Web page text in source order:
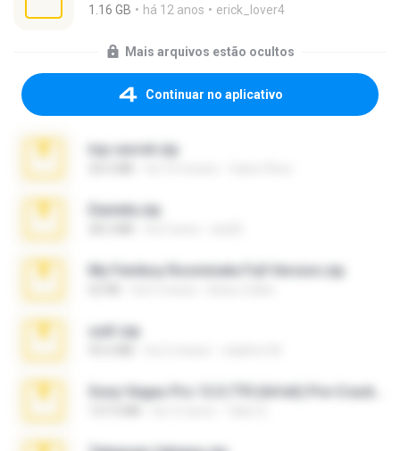
1.16 GB há 12 anos erick_lover4
Mais arquivos estão ocultos
Continuar no aplicativo
top secret.zip
Daniela.zip
My Femboy Roommate Full Version.zip
ouh!.zip